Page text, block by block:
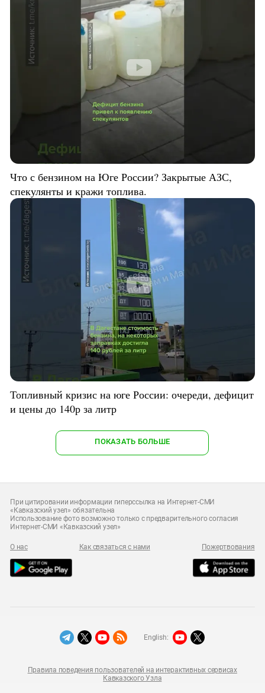
Что с бензином на Юге России? Закрытые АЗС,
спекулянты и кражи топлива.
Топливный кризис на юге России: очереди, дефицит
и цены до 140р за литр
ПОКАЗАТЬ БОЛЬШЕ
При цитировании информации гиперссылка на Интернет-СМИ
«Кавказский узел» обязательна
Использование фото возможно только с предварительного согласия
Интернет-СМИ «Кавказский узел»
О нас Как связаться с нами Пожертвования
Правила поведения пользователей на интерактивных сервисах
Кавказского Узла
English: